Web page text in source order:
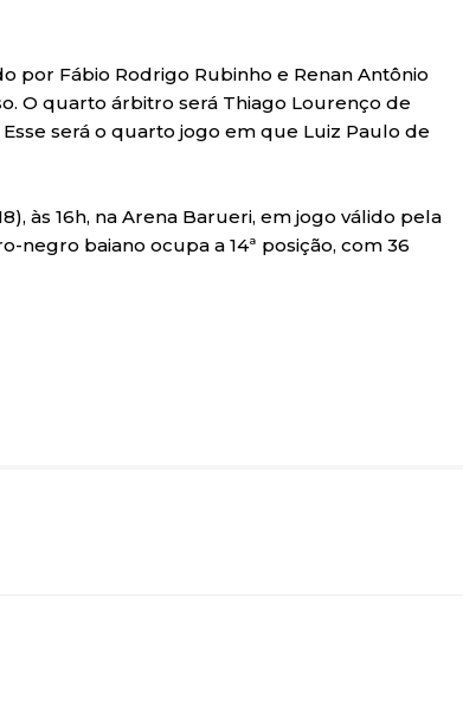
por Fábio Rodrigo Rubinho e Renan Antônio
O quarto árbitro será Thiago Lourenço de
será o quarto jogo em que Luiz Paulo de
às 16h, na Arena Barueri, em jogo válido pela
negro baiano ocupa a 14ª posição, com 36